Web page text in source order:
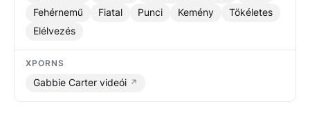
Fehérnemű
Fiatal Punci Kemény
Tökéletes
Elélvezés
XPORNS
Gabbie Carter videói